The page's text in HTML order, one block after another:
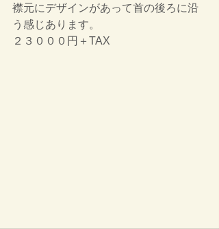
襟元にデザインがあって首の後ろに沿
う感じあります。
２３０００円＋TAX